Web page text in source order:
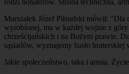
rodzi bohaterów. Strona techniczna,
Marszałek Józef Piłsudski mówił:
wyrobionej, ma w każdej wojnie z góry
chrześcijańskich i na Bożym prawie.
sąsiadów, wyznajemy hasło
Jakie społeczeństwo, taka i armia.